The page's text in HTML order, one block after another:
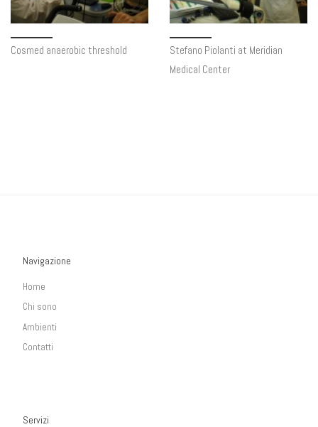
Cosmed anaerobic threshold
Stefano Piolanti at Meridian
Medical Center
Navigazione
Home
Chi sono
Ambienti
Contatti
Servizi